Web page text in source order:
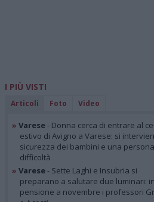
I PIÙ VISTI
Articoli Foto Video
» Varese- Donna cerca di entrare al
estivo di Avigno a Varese: si
sicurezza dei bambini e una
difficoltà
» Varese- Sette Laghi e Insubria si
preparano a salutare due luminari: in
pensione a novembre i professori